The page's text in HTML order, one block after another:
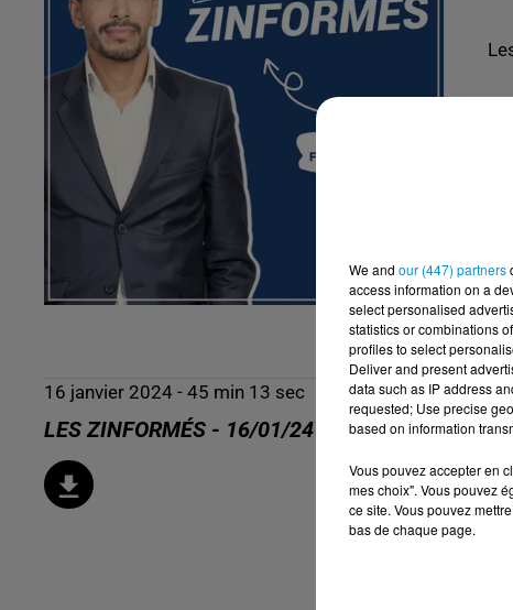
16 janvier 2024 - 45 min 13 sec
LES ZINFORMÉS - 16/01/24
We and our (447) partners
access information on a
select personalised
statistics or combinations
profiles to select
Deliver and present
data such as IP address
requested; Use precise
based on information
Vous pouvez accepter en
mes choix". Vous pouvez
ce site. Vous pouvez
bas de chaque page.